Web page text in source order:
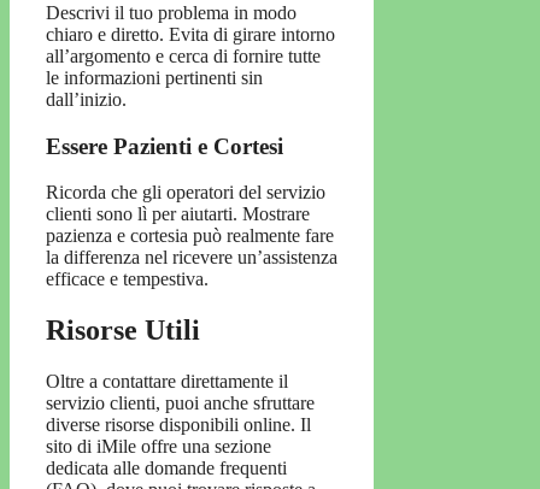
Descrivi il tuo problema in modo
chiaro e diretto. Evita di girare intorno
all’argomento e cerca di fornire tutte
le informazioni pertinenti sin
dall’inizio.
Essere Pazienti e Cortesi
Ricorda che gli operatori del servizio
clienti sono lì per aiutarti. Mostrare
pazienza e cortesia può realmente fare
la differenza nel ricevere un’assistenza
efficace e tempestiva.
Risorse Utili
Oltre a contattare direttamente il
servizio clienti, puoi anche sfruttare
diverse risorse disponibili online. Il
sito di iMile offre una sezione
dedicata alle domande frequenti